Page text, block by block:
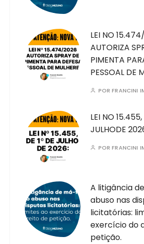
LEI NO
AUTORIZA
PIMENTA
PESSOAL DE
PORFRANCINI
LEI NO 15.455,
JULHODE
PORFRANCINI
A litigância
abuso nas
licitatórias:
exercício do
petição.